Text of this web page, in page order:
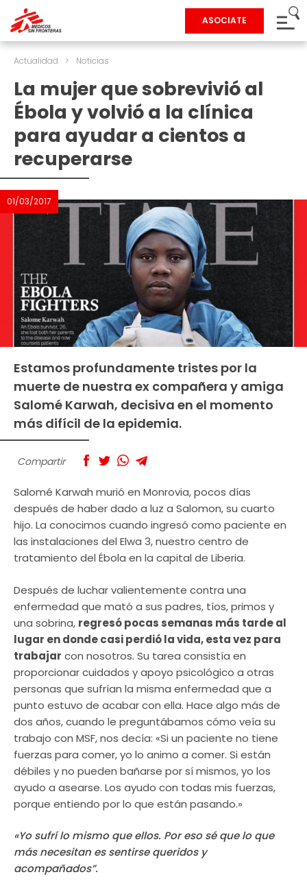
ASOCIATE
Actualidad > Noticias
La mujer que sobrevivió al
Ébola y volvió a la clínica
para ayudar a cientos a
recuperarse
01/03/2017
Estamos profundamente tristes por la
muerte de nuestra ex compañera y amiga
Salomé Karwah, decisiva en el momento
más difícil de la epidemia.
Compartir
Salomé Karwah murió en Monrovia, pocos días
después de haber dado a luz a Salomon, su cuarto
hijo. La conocimos cuando ingresó como paciente en
las instalaciones del Elwa 3, nuestro centro de
tratamiento del Ébola en la capital de Liberia.
Después de luchar valientemente contra una
enfermedad que mató a sus padres, tíos, primos y
una sobrina, regresó pocas semanas más tarde al
lugar en donde casi perdió la vida, esta vez para
trabajar con nosotros. Su tarea consistía en
proporcionar cuidados y apoyo psicológico a otras
personas que sufrían la misma enfermedad que a
punto estuvo de acabar con ella. Hace algo más de
dos años, cuando le preguntábamos cómo veía su
trabajo con MSF, nos decía: «Si un paciente no tiene
fuerzas para comer, yo lo animo a comer. Si están
débiles y no pueden bañarse por sí mismos, yo los
ayudo a asearse. Los ayudo con todas mis fuerzas,
porque entiendo por lo que están pasando.»
«Yo sufrí lo mismo que ellos. Por eso sé que lo que
más necesitan es sentirse queridos y
acompañados”.